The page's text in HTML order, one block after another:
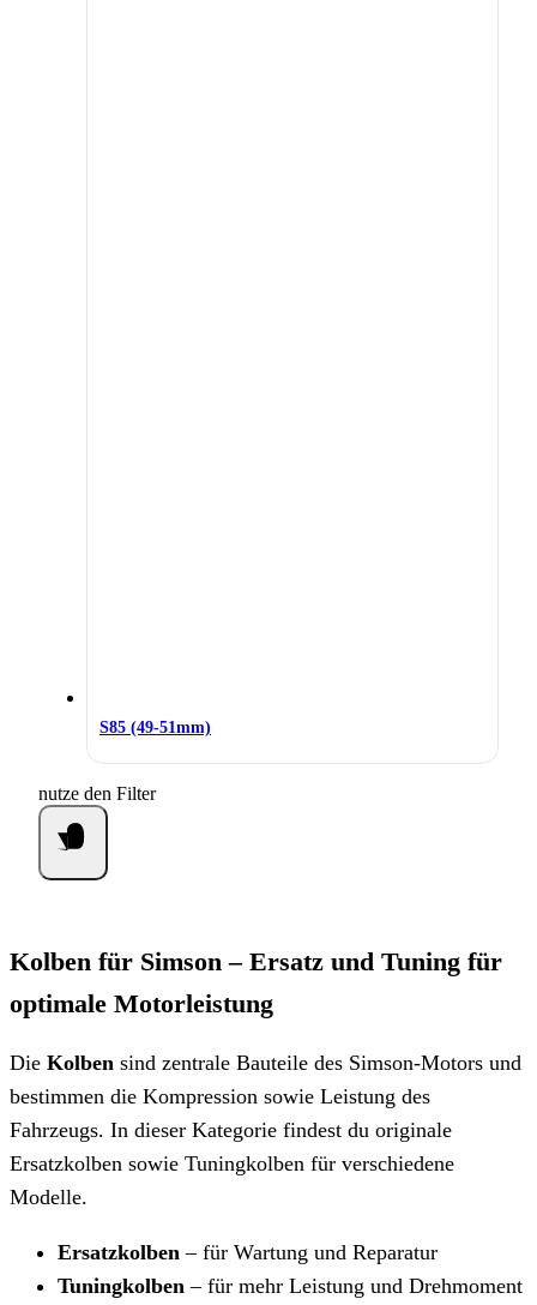
S85 (49-51mm)
nutze den Filter
Kolben für Simson – Ersatz und Tuning für
optimale Motorleistung
Die Kolben sind zentrale Bauteile des Simson-Motors und
bestimmen die Kompression sowie Leistung des
Fahrzeugs. In dieser Kategorie findest du originale
Ersatzkolben sowie Tuningkolben für verschiedene
Modelle.
Ersatzkolben – für Wartung und Reparatur
Tuningkolben – für mehr Leistung und Drehmoment